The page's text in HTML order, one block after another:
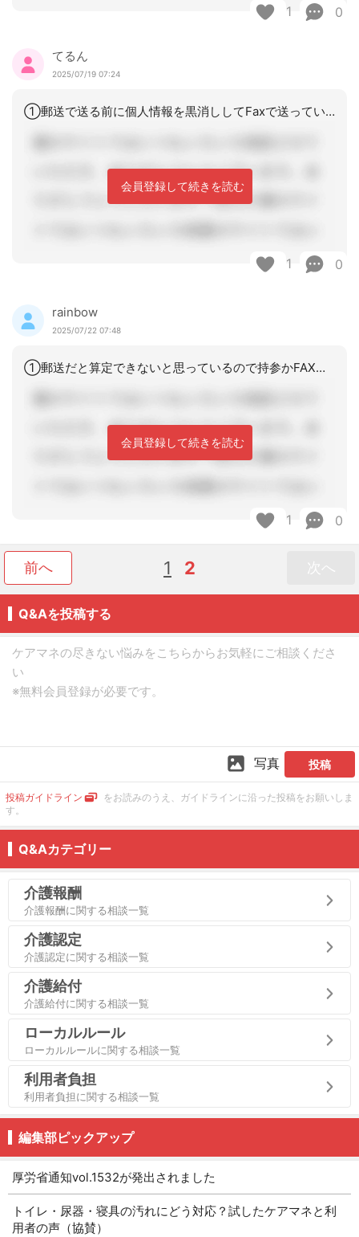
1 0
てるん
2025/07/19 07:24
①郵送で送る前に個人情報を黒消ししてFaxで送っていたら算定できますが、それがな
会員登録して続きを読む
1 0
rainbow
2025/07/22 07:48
①郵送だと算定できないと思っているので持参かFAXにしています。②1週間後では加
会員登録して続きを読む
1 0
前へ 1 2 次へ
Q&Aを投稿する
写真 投稿
投稿ガイドライン
をお読みのうえ、ガイドラインに沿った投稿をお願いしま
す。
Q&Aカテゴリー
介護報酬
介護報酬に関する相談一覧
介護認定
介護認定に関する相談一覧
介護給付
介護給付に関する相談一覧
ローカルルール
ローカルルールに関する相談一覧
利用者負担
利用者負担に関する相談一覧
編集部ピックアップ
厚労省通知vol.1532が発出されました
トイレ・尿器・寝具の汚れにどう対応？試したケアマネと利
用者の声（協賛）